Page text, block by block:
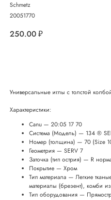
Schmetz
20051770
250.00₽
Универсальные иглы с толстой
Характеристики:
Canu — 20:05 17 70
Система (Модель) — 134 ®
Номер (толщина) — 70 (Size
Геометрия — SERV 7
Заточка (тип острия) — R
Покрытие — Хром
Тип материала — Легкие
материалы (брезент), комби
Тип оборудования —